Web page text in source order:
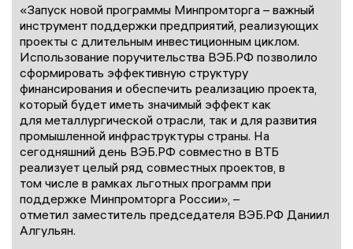
«Запуск новой программы Минпромторга – важный
инструмент поддержки предприятий, реализующих
проекты с длительным инвестиционным циклом.
Использование поручительства ВЭБ.РФ позволило
сформировать эффективную структуру
финансирования и обеспечить реализацию проекта,
который будет иметь значимый эффект как
для металлургической отрасли, так и для развития
промышленной инфраструктуры страны. На
сегодняшний день ВЭБ.РФ совместно в ВТБ
реализует целый ряд совместных проектов, в
том числе в рамках льготных программ при
поддержке Минпромторга России», –
отметил заместитель председателя ВЭБ.РФ Даниил
Алгульян.